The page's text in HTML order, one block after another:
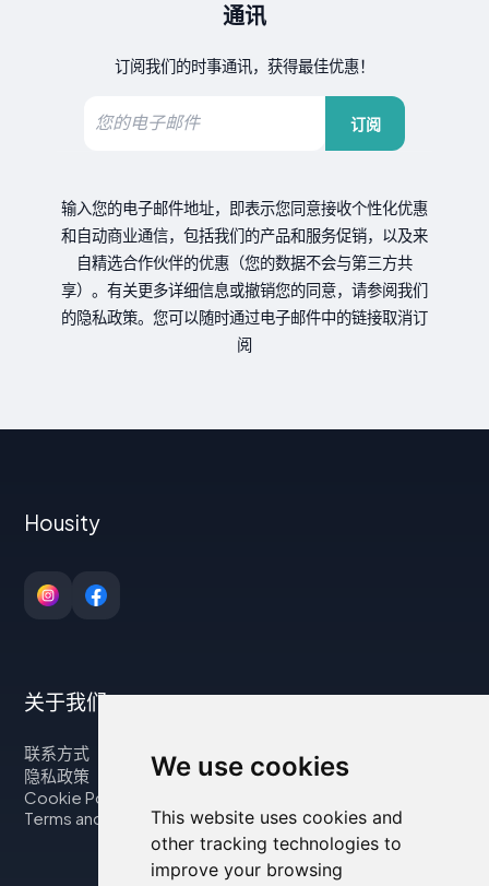
We use cookies
This website uses cookies and
other tracking technologies to
improve your browsing
通讯
订阅我们的时事通讯，获得最佳优惠！
订阅
输入您的电子邮件地址，即表示您同意接收个性化优惠
和自动商业通信，包括我们的产品和服务促销，以及来
自精选合作伙伴的优惠（您的数据不会与第三方共
享）。有关更多详细信息或撤销您的同意，请参阅我们
的隐私政策。您可以随时通过电子邮件中的链接取消订
阅
Housity
关于我们
联系方式
隐私政策
Cookie Policy
Terms and Conditions